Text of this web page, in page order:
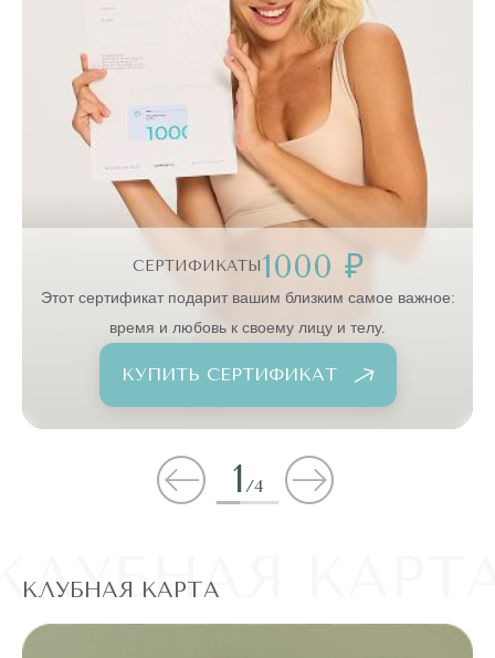
СЕРТИФИКАТЫ1000 ₽
Этот сертификат подарит вашим близким самое важное:
время и любовь к своему лицу и телу.
КУПИТЬ СЕРТИФИКАТ
1/4
КЛУБНАЯ КАРТА